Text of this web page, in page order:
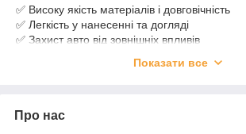
✅ Високу якість матеріалів і довговічність
✅ Легкість у нанесенні та догляді
✅ Захист авто від зовнішніх впливів
✅ Швидку доставку по Україні 🚚
Перший магазин корисних товарів
Показати все
Про нас